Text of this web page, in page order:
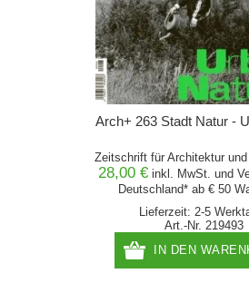
Arch+ 263 Stadt Natur -
Zeitschrift für Architektur
28,00 € inkl. MwSt. und
Deutschland* ab € 50
Lieferzeit: 2-5
Art.-Nr. 219493
IN DEN